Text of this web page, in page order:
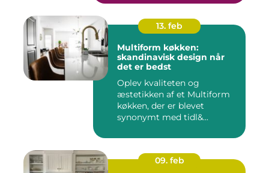
13. feb
Multiform køkken:
skandinavisk design når
det er bedst
Oplev kvaliteten og
æstetikken af et Multiform
køkken, der er blevet
synonymt med tidl&...
09. feb